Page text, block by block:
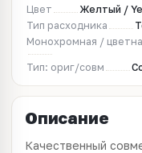
Цвет
Желтый /
Тип расходника
Монохромная /
Тип: ориг/совм
Описание
Качественный